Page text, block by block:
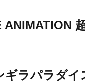
ラパラダイ